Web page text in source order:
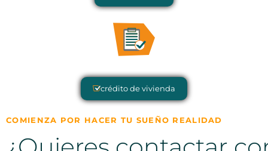
crédito de vivienda
COMIENZA POR HACER TU SUEÑO REALIDAD